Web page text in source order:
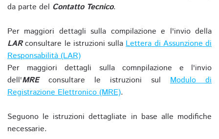
da parte del Contatto Tecnico.
Per maggiori dettagli sulla compilazione e l'invio della
LARconsultare le istruzioni sullaLettera di Assunzione di
Responsabilità (LAR)
Per maggiori dettagli sulla comnpilazione e l'invio
dell'MREconsultare le istruzioni sul Modulo di
Registrazione Elettronico (MRE).
Seguono le istruzioni dettagliate in base alle modifiche
necessarie.